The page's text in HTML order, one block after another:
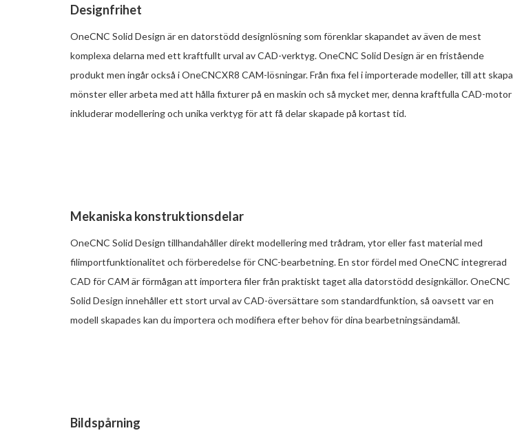
Designfrihet
OneCNC Solid Design är en datorstödd designlösning som förenklar skapandet av även de mest
komplexa delarna med ett kraftfullt urval av CAD-verktyg. OneCNC Solid Design är en fristående
produkt men ingår också i OneCNCXR8 CAM-lösningar. Från fixa fel i importerade modeller, till att skapa
mönster eller arbeta med att hålla fixturer på en maskin och så mycket mer, denna kraftfulla CAD-motor
inkluderar modellering och unika verktyg för att få delar skapade på kortast tid.
Mekaniska konstruktionsdelar
OneCNC Solid Design tillhandahåller direkt modellering med trådram, ytor eller fast material med
filimportfunktionalitet och förberedelse för CNC-bearbetning. En stor fördel med OneCNC integrerad
CAD för CAM är förmågan att importera filer från praktiskt taget alla datorstödd designkällor. OneCNC
Solid Design innehåller ett stort urval av CAD-översättare som standardfunktion, så oavsett var en
modell skapades kan du importera och modifiera efter behov för dina bearbetningsändamål.
Bildspårning